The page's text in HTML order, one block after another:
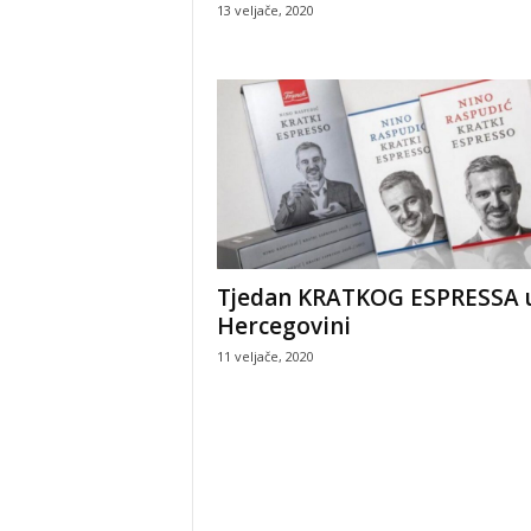
13 veljače, 2020
Tjedan KRATKOG ESPRESSA
Hercegovini
11 veljače, 2020